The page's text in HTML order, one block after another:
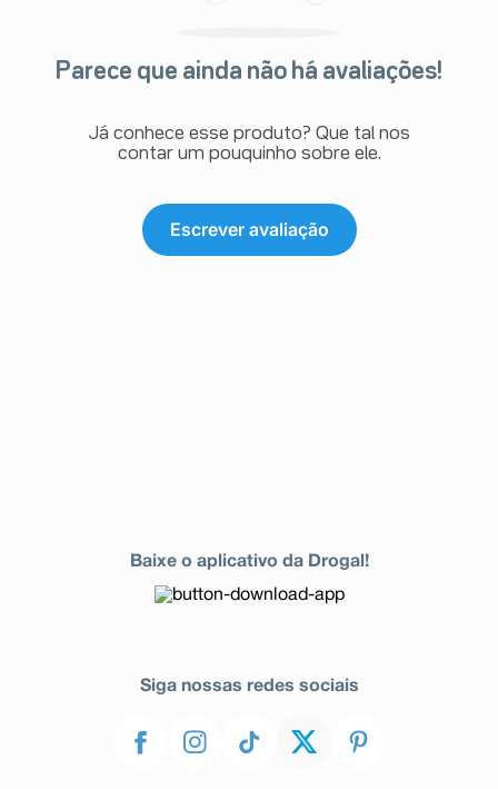
Parece que ainda não há avaliações!
Já conhece esse produto? Que tal nos
contar um pouquinho sobre ele.
Escrever avaliação
Baixe o aplicativo da Drogal!
Siga nossas redes sociais